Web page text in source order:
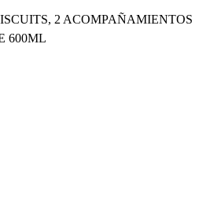
2 ACOMPAÑAMIENTOS
600ML